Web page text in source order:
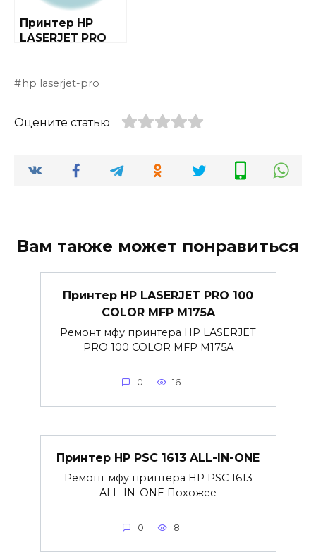
Принтер HP
LASERJET PRO
hp laserjet-pro
Оцените статью
Вам также может понравиться
Принтер HP LASERJET PRO 100
COLOR MFP M175A
Ремонт мфу принтера HP LASERJET
PRO 100 COLOR MFP M175A
0 16
Принтер HP PSC 1613 ALL-IN-ONE
Ремонт мфу принтера HP PSC 1613
ALL-IN-ONE Похожее
0 8